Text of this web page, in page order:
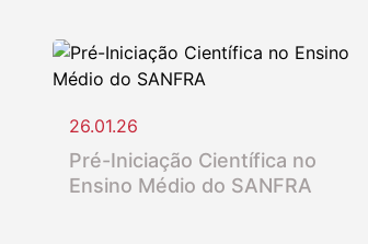
26.01.26
Pré-Iniciação Científica no
Ensino Médio do SANFRA